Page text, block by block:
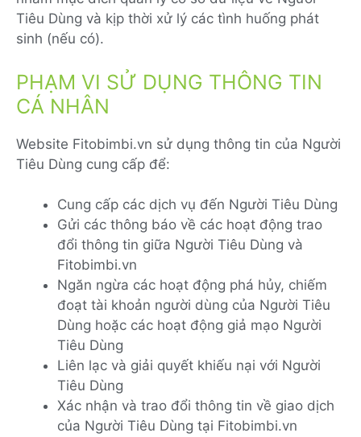
Tiêu Dùng và kịp thời xử lý các tình huống phát
sinh (nếu có).
PHẠM VI SỬ DỤNG THÔNG TIN
CÁ NHÂN
Website Fitobimbi.vn sử dụng thông tin của Người
Tiêu Dùng cung cấp để:
Cung cấp các dịch vụ đến Người Tiêu Dùng
Gửi các thông báo về các hoạt động trao
đổi thông tin giữa Người Tiêu Dùng và
Fitobimbi.vn
Ngăn ngừa các hoạt động phá hủy, chiếm
đoạt tài khoản người dùng của Người Tiêu
Dùng hoặc các hoạt động giả mạo Người
Tiêu Dùng
Liên lạc và giải quyết khiếu nại với Người
Tiêu Dùng
Xác nhận và trao đổi thông tin về giao dịch
của Người Tiêu Dùng tại Fitobimbi.vn